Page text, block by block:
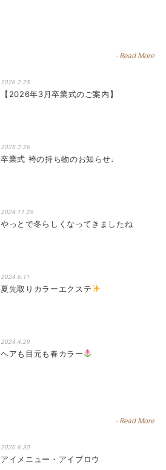
- Read More
2026.2.25
【2026年3月卒業式のご案内】
2025.2.26
卒業式 袴の持ち物のお知らせ♩
2024.11.29
やっとで冬らしくなってきましたね
2024.6.11
夏先取りカラーエクステ
2024.4.29
ヘアも目元も春カラー
- Read More
2020.6.30
アイメニュー・アイブロウ